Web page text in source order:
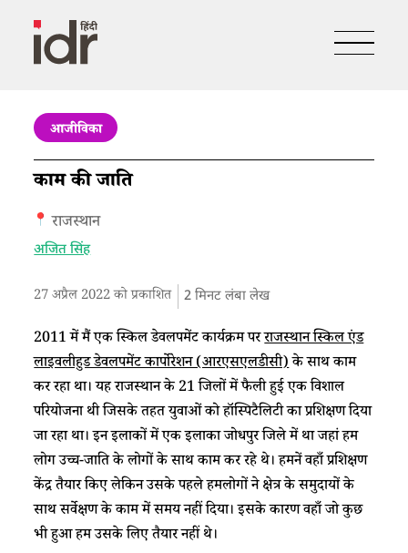
आजीविका
काम की जाति
राजस्थान
अजित सिंह
27 अप्रैल 2022 को प्रकाशित 2मिनट लंबा लेख
2011 में मैं एक स्किल डेवलपमेंट कार्यक्रम परराजस्थान स्किल एंड
लाइवलीहुड डेवलपमेंट कार्पोरेशन (आरएसएलडीसी)के साथ काम
कर रहा था। यह राजस्थान के 21 जिलों में फैली हुई एक विशाल
परियोजना थी जिसके तहत युवाओं को हॉस्पिटैलिटी का प्रशिक्षण दिया
जा रहा था। इन इलाकों में एक इलाका जोधपुर जिले में था जहां हम
लोग उच्च-जाति के लोगों के साथ काम कर रहे थे। हमनें वहाँ प्रशिक्षण
केंद्र तैयार किए लेकिन उसके पहले हमलोगों ने क्षेत्र के समुदायों के
साथ सर्वेक्षण के काम में समय नहीं दिया। इसके कारण वहाँ जो कुछ
भी हुआ हम उसके लिए तैयार नहीं थे।